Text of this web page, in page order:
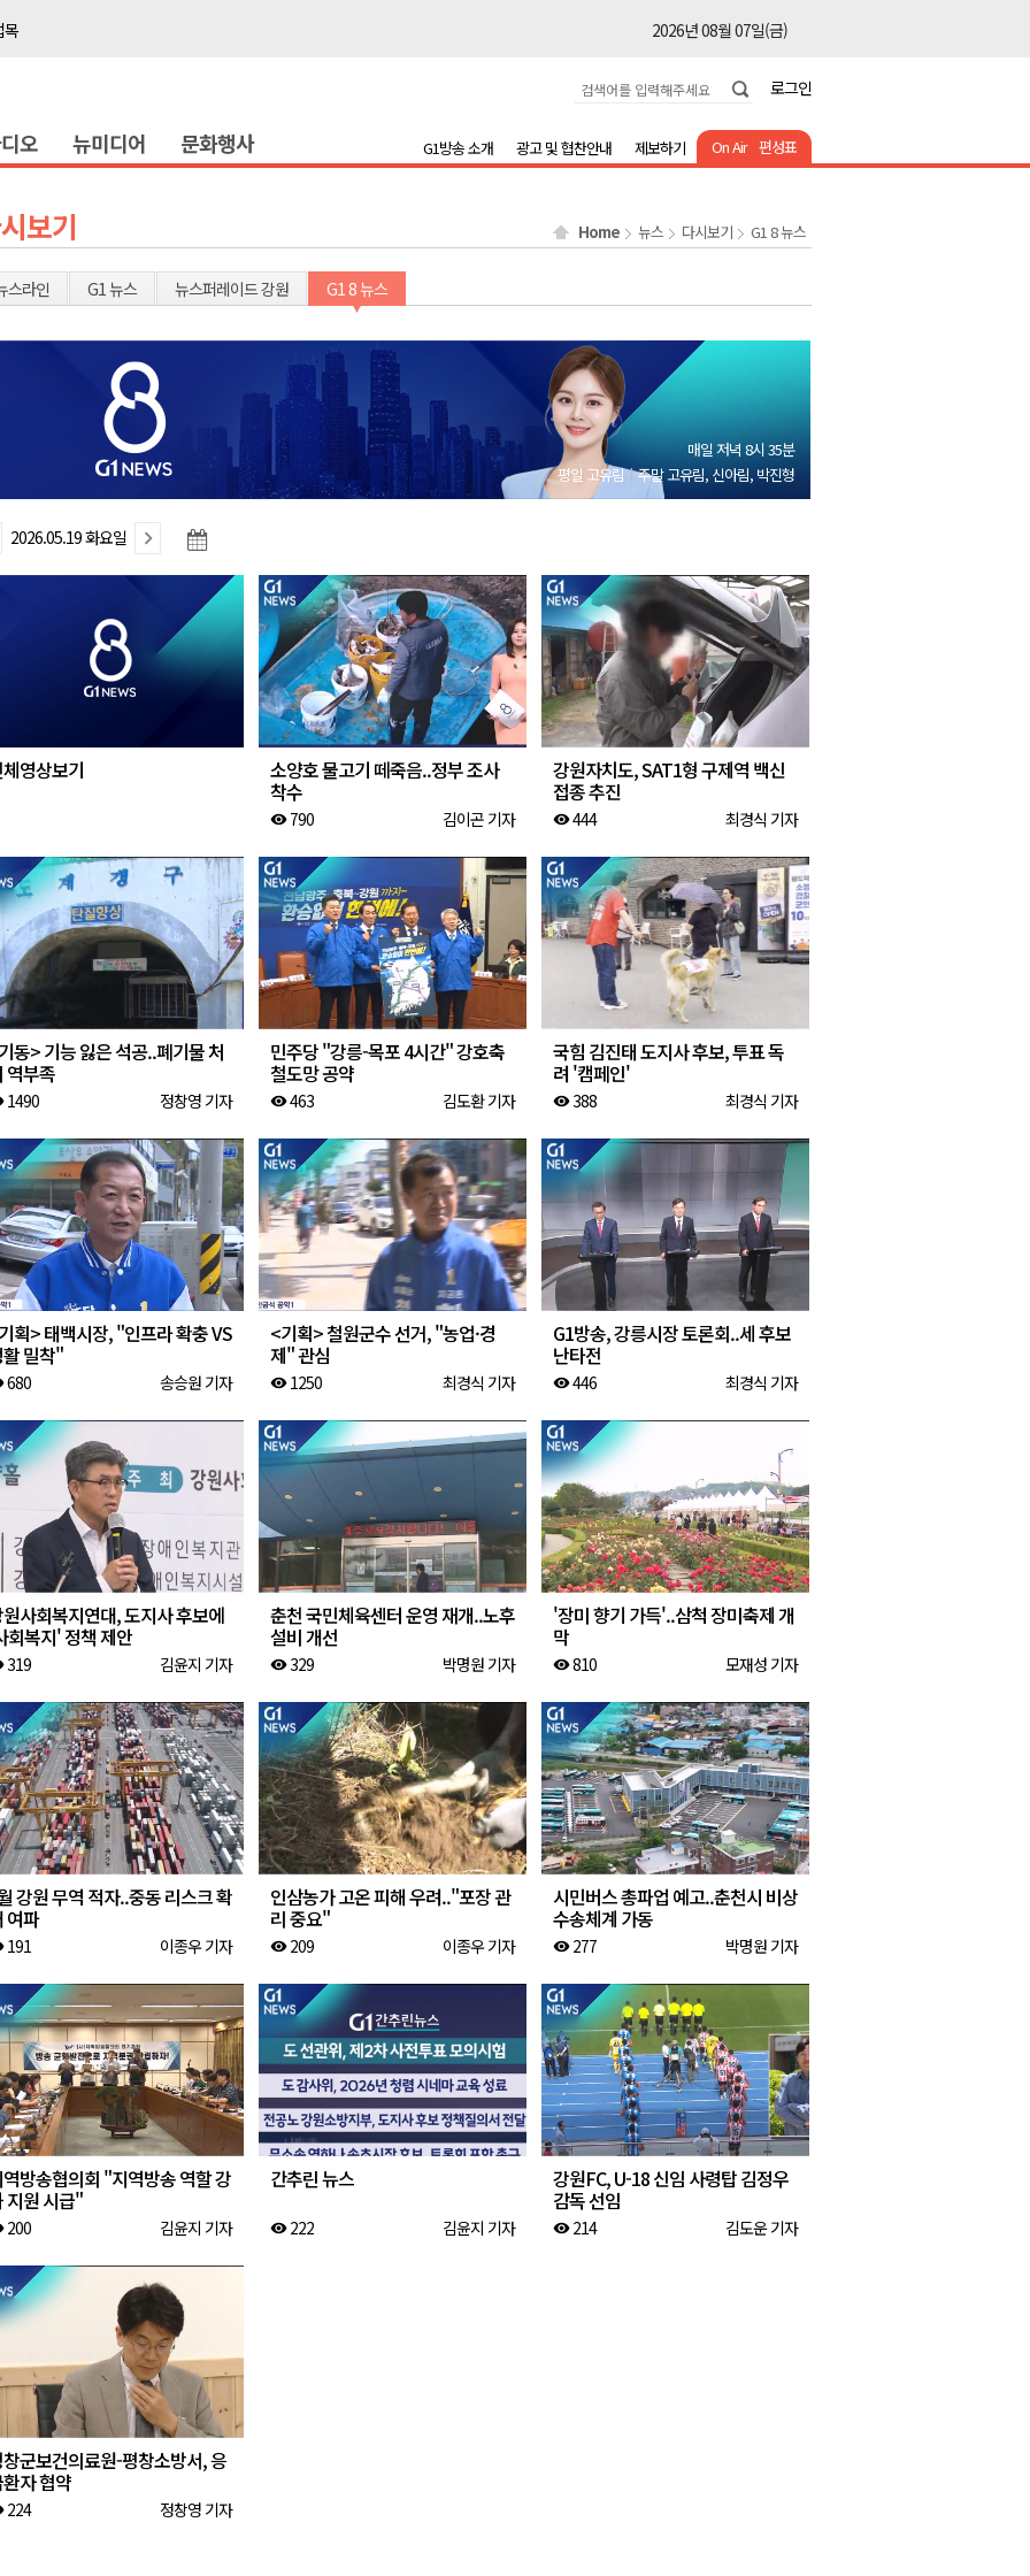
목
2026년 08월 07일(금)
2026년 08월 07일(금)
2026년 08월 07일(금)
2026년 08월 07일(금)
명 인사
2026년 08월 07일(금)
2026년 08월 07일(금)
간담회
2026년 08월 07일(금)
청 특별 강연
2026년 08월 07일(금)
유치 건의
2026년 08월 07일(금)
2026년 08월 07일(금)
2026년 08월 07일(금)
로그인
오 뉴미디어 문화행사 On Air 편성표
G1방송 소개 광고 및 협찬안내 제보하기
보기 Home 뉴스 다시보기 G1 8 뉴스
스라인 G1 뉴스 뉴스퍼레이드 강원 G1 8 뉴스
매일 저녁 8시 35분
평일 고유림
주말 고유림, 신아림, 박진형
2026.05.19 화요일
영상보기 소양호 물고기 떼죽음..정부 조사
착수
visibility 790 김이곤 기자
강원자치도, SAT1형 구제역 백신
접종 추진
visibility444 최경식 기자
동> 기능 잃은 석공..폐기물 처
역부족
1490 정창영 기자
민주당 "강릉-목포 4시간" 강호축
철도망 공약
visibility463 김도환 기자
국힘 김진태 도지사 후보, 투표 독
려 '캠페인'
visibility388 최경식 기자
획> 태백시장, "인프라 확충 VS
밀착"
680 송승원 기자
<기획> 철원군수 선거, "농업·경
제" 관심
visibility 1250 최경식 기자
G1방송, 강릉시장 토론회..세 후보
난타전
visibility446 최경식 기자
사회복지연대, 도지사 후보에
회복지' 정책 제안
319 김윤지 기자
춘천 국민체육센터 운영 재개..노후
설비 개선
visibility329 박명원 기자
'장미 향기 가득'..삼척 장미축제 개
막
visibility810 모재성 기자
강원 무역 적자..중동 리스크 확
여파
191 이종우 기자
인삼농가 고온 피해 우려.."포장 관
리 중요"
visibility 209 이종우 기자
시민버스 총파업 예고..춘천시 비상
수송체계 가동
visibility 277 박명원 기자
방송협의회 "지역방송 역할 강
지원 시급"
200 김윤지 기자
간추린 뉴스
visibility 222 김윤지 기자
강원FC, U-18 신임 사령탑 김정우
감독 선임
visibility 214 김도운 기자
군보건의료원-평창소방서, 응
자 협약
224 정창영 기자